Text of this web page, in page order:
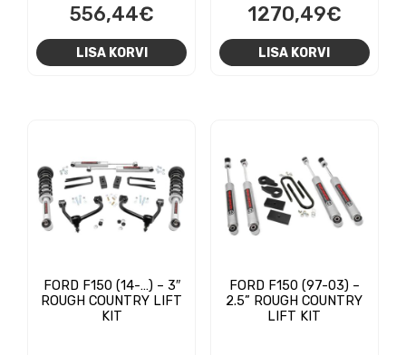
556,44€
LISA KORVI
1270,49€
LISA KORVI
FORD F150 (14-…) – 3″
ROUGH COUNTRY LIFT
KIT
FORD F150 (97-03) –
2.5” ROUGH COUNTRY
LIFT KIT